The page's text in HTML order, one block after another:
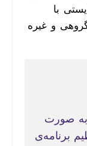
با
و غیره
به صورت
برنامه‌ی